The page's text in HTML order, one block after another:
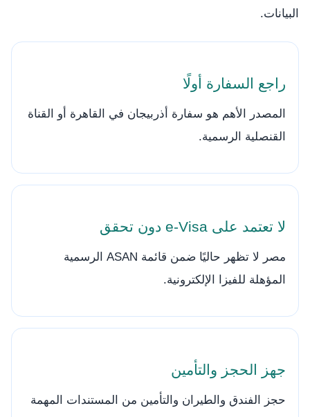
البيانات.
راجع السفارة أولًا
المصدر الأهم هو سفارة أذربيجان في القاهرة أو القناة
القنصلية الرسمية.
لا تعتمد على e-Visa دون تحقق
مصر لا تظهر حاليًا ضمن قائمة ASAN الرسمية
المؤهلة للفيزا الإلكترونية.
جهز الحجز والتأمين
حجز الفندق والطيران والتأمين من المستندات المهمة